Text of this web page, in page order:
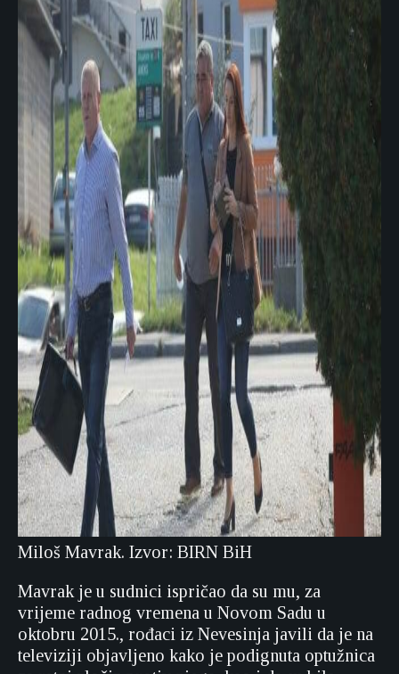
Miloš Mavrak. Izvor: BIRN BiH
Mavrak je u sudnici ispričao da su mu, za
vrijeme radnog vremena u Novom Sadu u
oktobru 2015., rođaci iz Nevesinja javili da je na
televiziji objavljeno kako je podignuta optužnica